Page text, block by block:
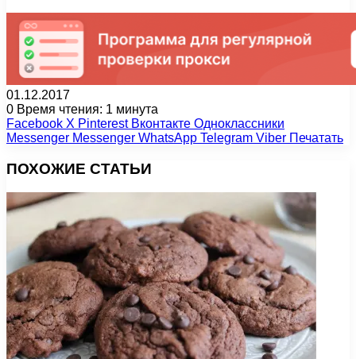
01.12.2017
0 Время чтения: 1 минута
Facebook X Pinterest Вконтакте Одноклассники
Messenger Messenger WhatsApp Telegram Viber Печатать
ПОХОЖИЕ СТАТЬИ